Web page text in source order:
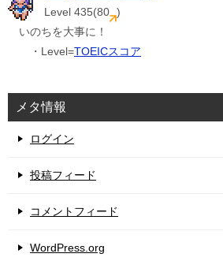
Level 435(80 )
いのちを大事に！
・Level=TOEICスコア
メタ情報
ログイン
投稿フィード
コメントフィード
WordPress.org